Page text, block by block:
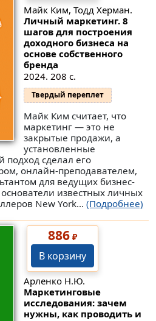
Майк Ким, Тодд Херман.
Личный маркетинг. 8
шагов для построения
доходного бизнеса на
основе собственного
бренда
2024. 208 с.
Твердый переплет
Майк Ким считает, что
маркетинг — это не
закрытые продажи, а
установленные
подход сделал его
онлайн-преподавателем,
для ведущих бизнес-
известных личных
New York... (Подробнее)
886₽
В корзину
Арленко Н.Ю.
Маркетинговые
исследования: зачем
нужны, как проводить и